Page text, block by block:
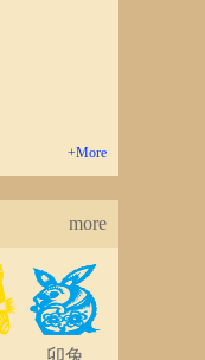
+More
more
卯兔